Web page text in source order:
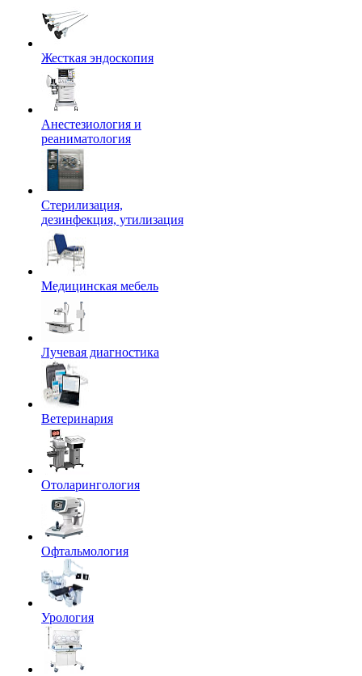
Жесткая эндоскопия
Анестезиология и
реаниматология
Стерилизация,
дезинфекция, утилизация
Медицинская мебель
Лучевая диагностика
Ветеринария
Отоларингология
Офтальмология
Урология